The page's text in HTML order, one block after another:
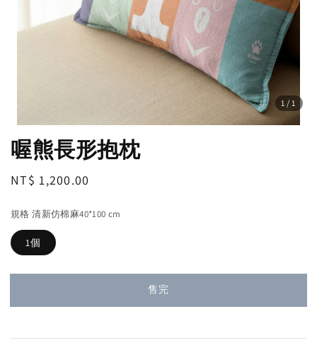
1 /1
喔熊長形抱枕
Regular
NT$ 1,200.00
規格 清新仿棉麻40*100 cm
1個
售完